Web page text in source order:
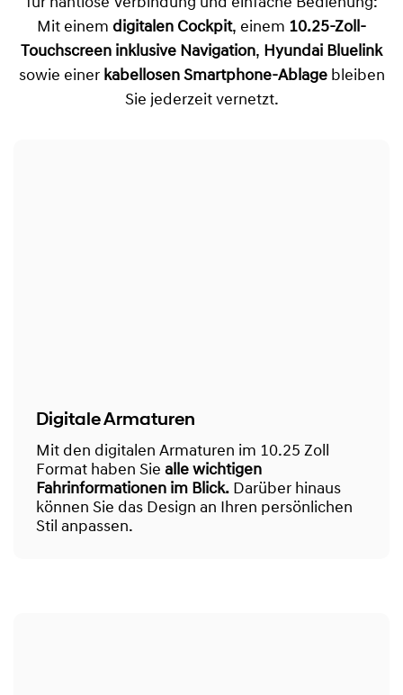
Mit einem digitalen Cockpit, einem 10.25-Zoll-
Touchscreen inklusive Navigation, Hyundai Bluelink
sowie einer kabellosen Smartphone-Ablagebleiben
Sie jederzeit vernetzt.
Digitale Armaturen
Mit den digitalen Armaturen im 10.25 Zoll
Format haben Sie alle wichtigen
Fahrinformationen im Blick. Darüber hinaus
können Sie das Design an Ihren persönlichen
Stil anpassen.